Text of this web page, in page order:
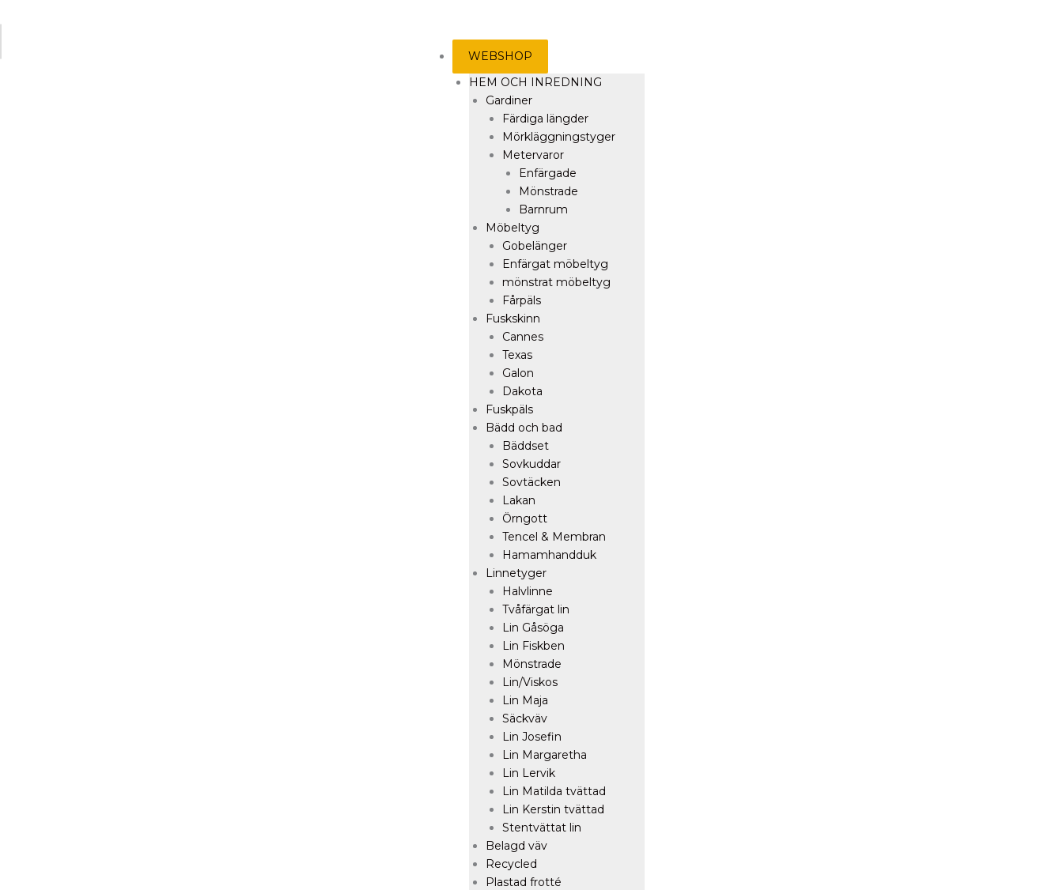
till
WEBSHOP
HEM OCH INREDNING
Gardiner
Färdiga längder
Mörkläggningstyger
Metervaror
Enfärgade
Mönstrade
Barnrum
Möbeltyg
Gobelänger
Enfärgat möbeltyg
mönstrat möbeltyg
Fårpäls
Fuskskinn
Cannes
Texas
Galon
Dakota
Fuskpäls
Bädd och bad
Bäddset
Sovkuddar
Sovtäcken
Lakan
Örngott
Tencel & Membran
Hamamhandduk
Linnetyger
Halvlinne
Tvåfärgat lin
Lin Gåsöga
Lin Fiskben
Mönstrade
Lin/Viskos
Lin Maja
Säckväv
Lin Josefin
Lin Margaretha
Lin Lervik
Lin Matilda tvättad
Lin Kerstin tvättad
Stentvättat lin
Belagd väv
Recycled
Plastad frotté